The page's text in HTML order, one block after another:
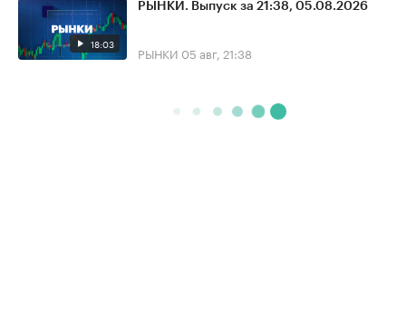
18:03
РЫНКИ. Выпуск за 21:38, 05.08.2026
РЫНКИ 05 авг, 21:38